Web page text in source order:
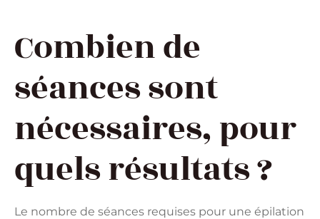
Combien de
séances sont
nécessaires, pour
quels résultats ?
Le nombre de séances requises pour une épilation